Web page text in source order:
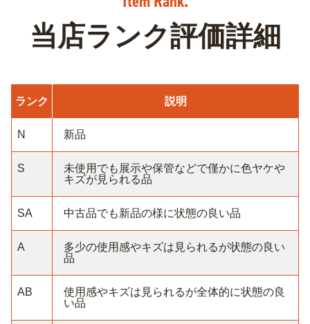
当店ランク評価詳細
ランク 説明
N 新品
S
未使用でも展示や保管などで僅かに色ヤケや
キズが見られる品
SA 中古品でも新品の様に状態の良い品
A
多少の使用感やキズは見られるが状態の良い
品
AB
使用感やキズは見られるが全体的に状態の良
い品